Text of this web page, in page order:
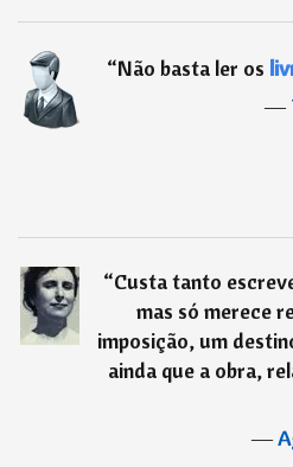
“Não basta ler os
―
“Custa tanto
mas só merece
imposição, um
ainda que a obra,
―